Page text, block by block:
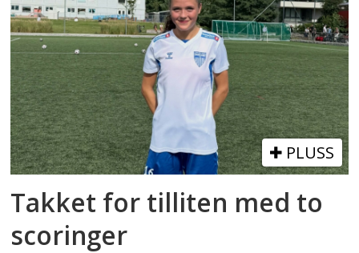
PLUSS
Takket for tilliten med to
scoringer